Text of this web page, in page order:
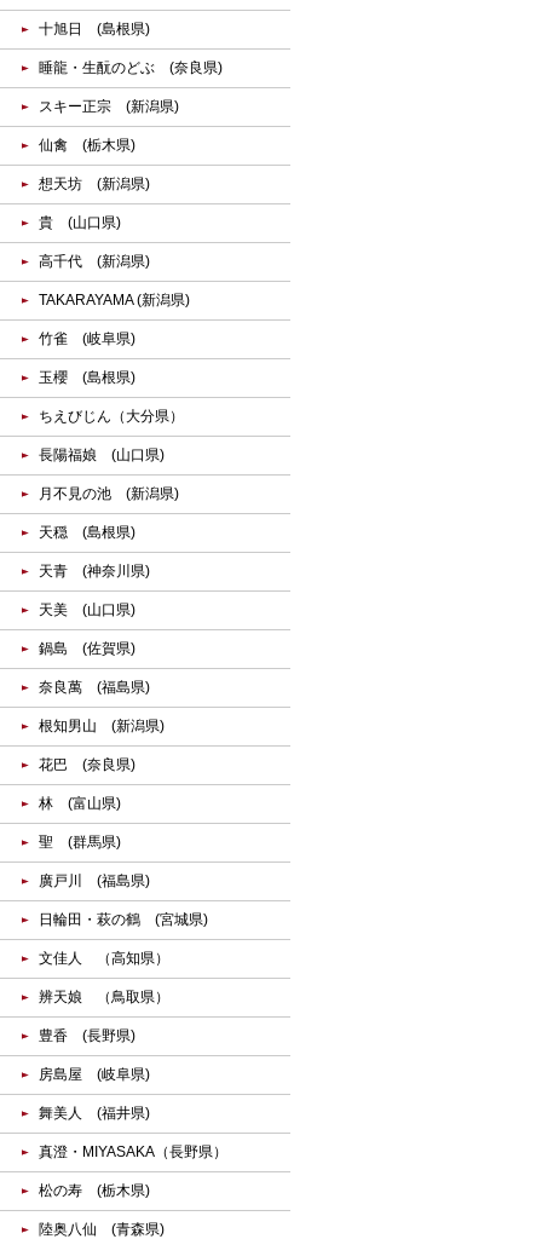
十旭日 (島根県)
睡龍・生酛のどぶ (奈良県)
スキー正宗 (新潟県)
仙禽 (栃木県)
想天坊 (新潟県)
貴 (山口県)
高千代 (新潟県)
TAKARAYAMA (新潟県)
竹雀 (岐阜県)
玉櫻 (島根県)
ちえびじん（大分県）
長陽福娘 (山口県)
月不見の池 (新潟県)
天穏 (島根県)
天青 (神奈川県)
天美 (山口県)
鍋島 (佐賀県)
奈良萬 (福島県)
根知男山 (新潟県)
花巴 (奈良県)
林 (富山県)
聖 (群馬県)
廣戸川 (福島県)
日輪田・萩の鶴 (宮城県)
文佳人 （高知県）
辨天娘 （鳥取県）
豊香 (長野県)
房島屋 (岐阜県)
舞美人 (福井県)
真澄・MIYASAKA（長野県）
松の寿 (栃木県)
陸奥八仙 (青森県)